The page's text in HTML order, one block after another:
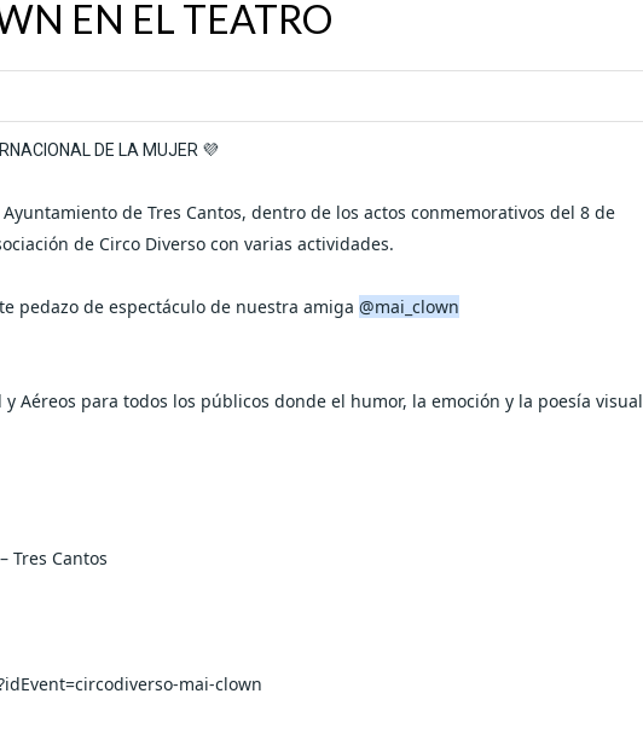
EN EL TEATRO
DE LA MUJER 💜
de Tres Cantos, dentro de los actos conmemorativos del 8 de
de Circo Diverso con varias actividades.
pedazo de espectáculo de nuestra amiga @mai_clown
Aéreos para todos los públicos donde el humor, la emoción y la poesía visual
Tres Cantos
mai-clown